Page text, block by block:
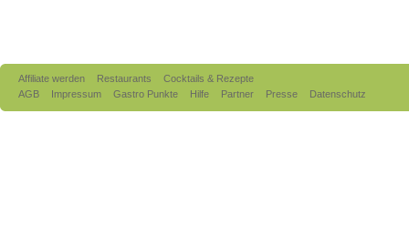
Affiliate werden Restaurants
Cocktails & Rezepte
AGB
Impressum Gastro Punkte Hilfe Partner Presse Datenschutz